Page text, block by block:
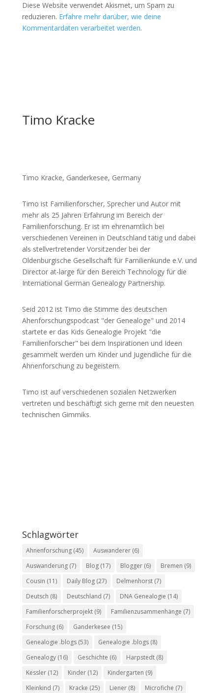
Diese Website verwendet Akismet, um Spam zu
reduzieren. Erfahre mehr darüber, wie deine
Kommentardaten verarbeitet werden.
Timo Kracke
Timo Kracke, Ganderkesee, Germany
Timo ist Familienforscher, Sprecher und Autor mit
mehr als 25 Jahren Erfahrung im Bereich der
Familienforschung. Er ist im ehrenamtlich bei
verschiedenen Vereinen in Deutschland tätig und dabei
als stellvertretender Vorsitzender bei der
Oldenburgische Gesellschaft für Familienkunde e.V. und
Director at-large für den Bereich Technology für die
International German Genealogy Partnership.
Seid 2012 ist Timo die Stimme des deutschen
Ahenforschungspodcast "der Genealoge" und 2014
startete er das Kids Genealogie Projekt "die
Familienforscher" bei dem Inspirationen und Ideen
gesammelt werden um Kinder und Jugendliche für die
Ahnenforschung zu begeistern.
Timo ist auf verschiedenen sozialen Netzwerken
vertreten und beschäftigt sich gerne mit den neuesten
technischen Gimmiks.
Schlagwörter
Ahnenforschung(45) Auswanderer(6)
Auswanderung(7) Blog(17) Blogger(6) Bremen (9)
Cousin (11) Daily Blog(27) Delmenhorst(7)
Deutsch (8) Deutschland (7) DNA Genealogie (14)
Familienforscherprojekt(9) Familienzusammenhänge (7)
Forschung(6) Ganderkesee (15)
Genealogie .blogs(53) Genealogie .blogs(8)
Genealogy(16) Geschichte (6) Harpstedt(8)
Kessler(12) Kinder(12) Kindergarten (9)
Kleinkind (7) Kracke (25) Liener(8) Microfiche (7)